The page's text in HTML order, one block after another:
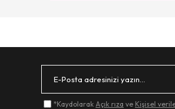
*Kaydolarak Açık rıza ve Kişisel